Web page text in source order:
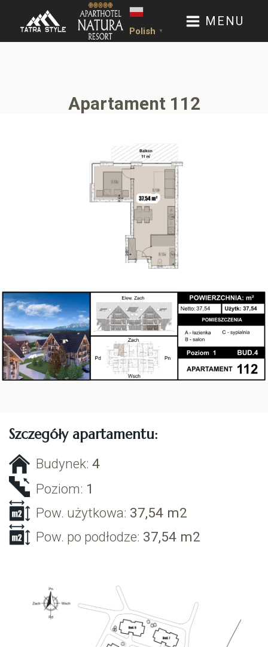
Polish ▼
MENU
Apartament 112
Szczegóły apartamentu:
Budynek: 4
Poziom: 1
Pow. użytkowa: 37,54m2
Pow. po podłodze: 37,54m2